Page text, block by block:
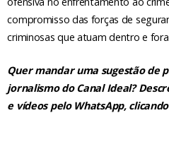
compromisso das forças de
criminosas que atuam dentro e
Quer mandar uma sugestão de
jornalismo do Canal Ideal?
e vídeos pelo WhatsApp, clicando